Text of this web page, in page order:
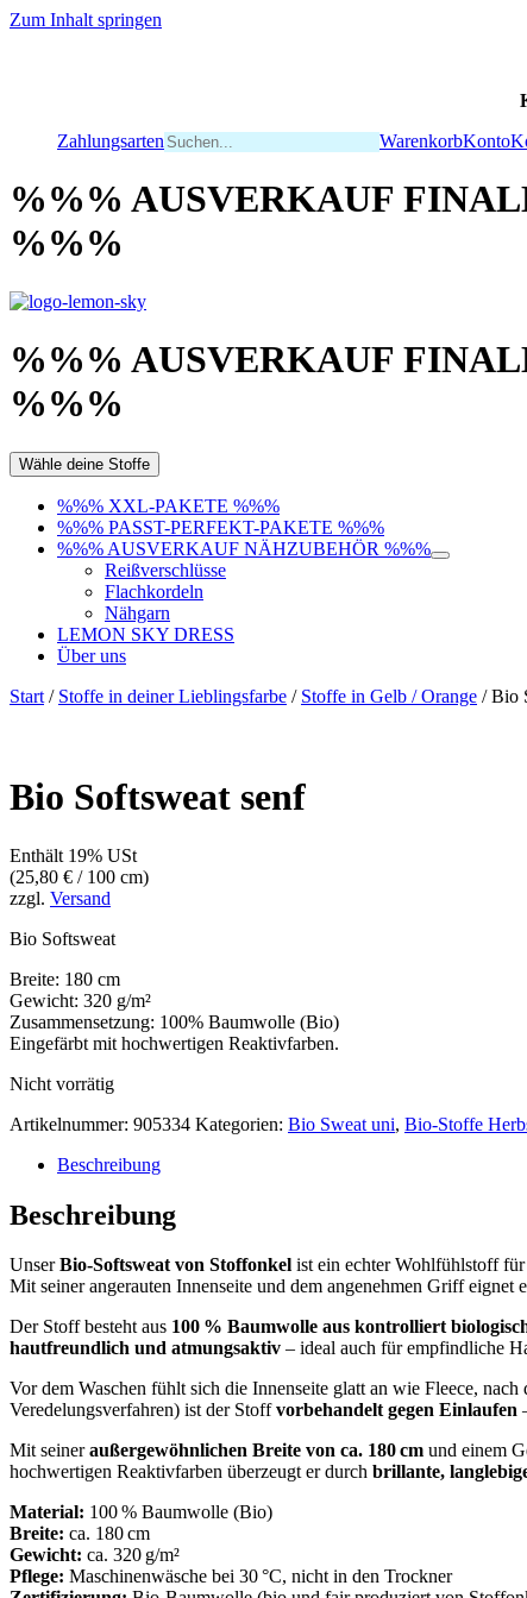
Zum Inhalt springen
Zahlungsarten
WarenkorbKonto
%%% AUSVERKAUF
%%%
%%% AUSVERKAUF
%%%
Wähle deine Stoffe
%%% XXL-PAKETE %%%
%%% PASST-PERFEKT-PAKETE %%%
%%% AUSVERKAUF NÄHZUBEHÖR %%%
Reißverschlüsse
Flachkordeln
Nähgarn
LEMON SKY DRESS
Über uns
Start / Stoffe in deiner Lieblingsfarbe / Stoffe in Gelb / Orange / Bio
Bio Softsweat senf
Enthält 19% USt
(25,80 € / 100 cm)
zzgl. Versand
Bio Softsweat
Breite: 180 cm
Gewicht: 320 g/m²
Zusammensetzung: 100% Baumwolle (Bio)
Eingefärbt mit hochwertigen Reaktivfarben.
Nicht vorrätig
Artikelnummer: 905334 Kategorien: Bio Sweat uni, Bio-Stoffe
Beschreibung
Beschreibung
UnserBio-Softsweat von Stoffonkel ist ein echter Wohlfühlstoff
Mit seiner angerauten Innenseite und dem angenehmen Griff
Der Stoff besteht aus 100 % Baumwolle aus kontrolliert
hautfreundlich und atmungsaktiv – ideal auch für empfindliche
Vor dem Waschen fühlt sich die Innenseite glatt an wie Fleece,
Veredelungsverfahren) ist der Stoffvorbehandelt gegen Einlaufen
Mit seineraußergewöhnlichen Breite von ca. 180 cm und einem
hochwertigen Reaktivfarben überzeugt er durch brillante,
Material: 100 % Baumwolle (Bio)
Breite: ca. 180 cm
Gewicht: ca. 320 g/m²
Pflege: Maschinenwäsche bei 30 °C, nicht in den Trockner